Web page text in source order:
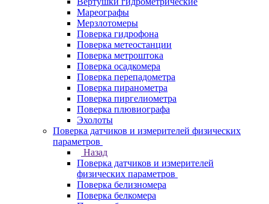
Мареографы
Мерзлотомеры
Поверка гидрофона
Поверка метеостанции
Поверка метроштока
Поверка осадкомера
Поверка перепадометра
Поверка пиранометра
Поверка пиргелиометра
Поверка плювиографа
Эхолоты
Поверка датчиков и измерителей физических
параметров
Назад
Поверка датчиков и измерителей
физических параметров
Поверка белизномера
Поверка белкомера